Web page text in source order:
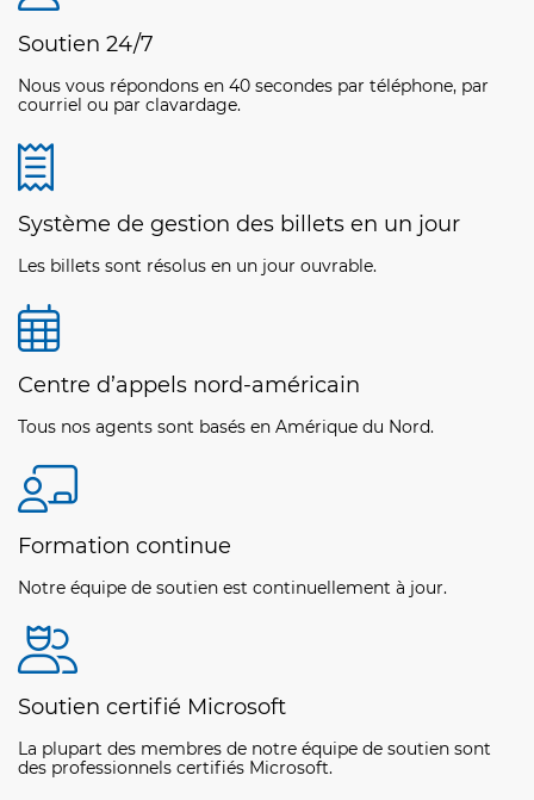
Soutien 24/7
Nous vous répondons en 40 secondes par téléphone, par
courriel ou par clavardage.
Système de gestion des billets en un jour
Les billets sont résolus en un jour ouvrable.
Centre d’appels nord-américain
Tous nos agents sont basés en Amérique du Nord.
Formation continue
Notre équipe de soutien est continuellement à jour.
Soutien certifié Microsoft
La plupart des membres de notre équipe de soutien sont
des professionnels certifiés Microsoft.